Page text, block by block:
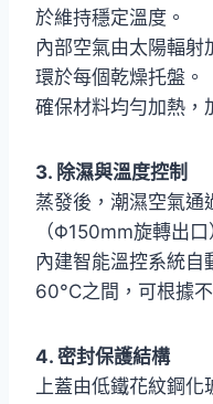
於維持穩定溫度。
內部空氣由太陽輻射
環於每個乾燥托盤。
確保材料均勻加熱，
3. 除濕與溫度控制
蒸發後，潮濕空氣通
（Φ150mm旋轉出口
內建智能溫控系統自
60°C之間，可根據
4. 密封保護結構
上蓋由低鐵花紋鋼化